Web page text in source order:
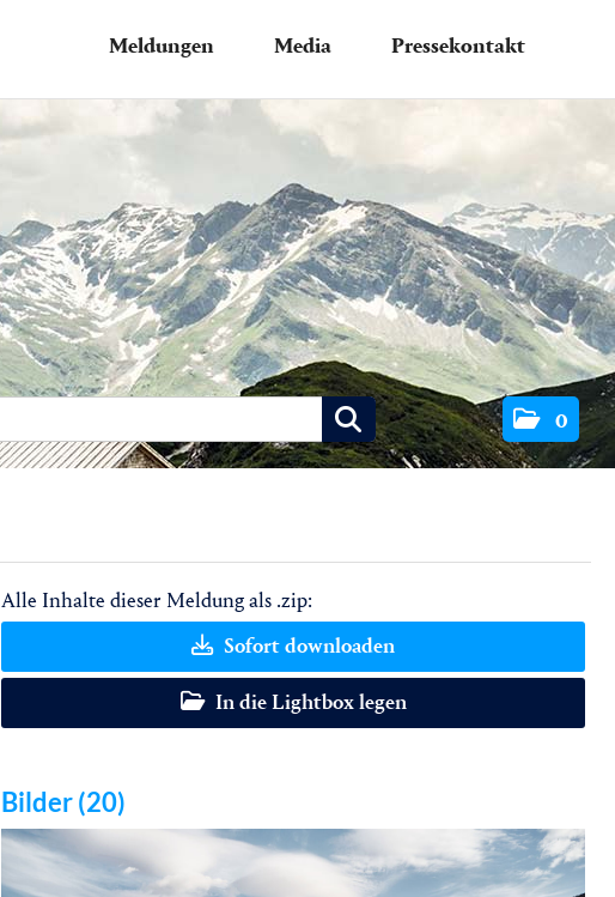
Meldungen Media Pressekontakt
0
Alle Inhalte dieser Meldung als .zip:
Sofort downloaden
In die Lightbox legen
Bilder (20)